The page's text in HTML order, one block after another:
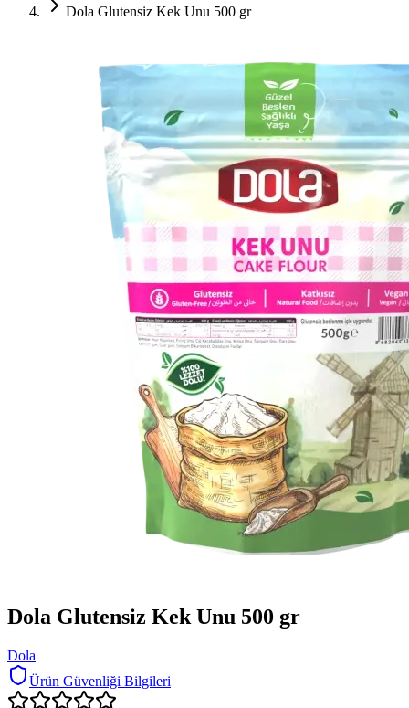
Dola Glutensiz Kek Unu 500 gr
Dola Glutensiz Kek Unu 500 gr
Dola
Ürün Güvenliği Bilgileri